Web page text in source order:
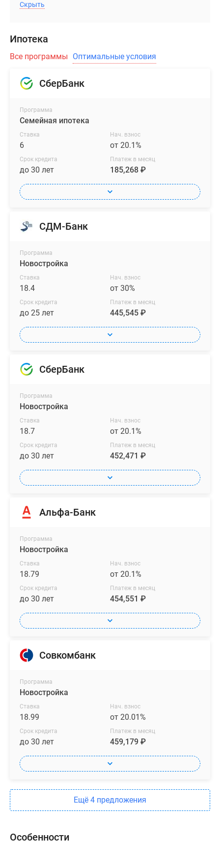
Скрыть
Ипотека
Все программы Оптимальные условия
СберБанк
Программа
Семейная ипотека
Ставка
6
Нач. взнос
от 20.1%
Срок кредита
до 30 лет
Платеж в месяц
185,268 ₽
СДМ-Банк
Программа
Новостройка
Ставка
18.4
Нач. взнос
от 30%
Срок кредита
до 25 лет
Платеж в месяц
445,545 ₽
СберБанк
Программа
Новостройка
Ставка
18.7
Нач. взнос
от 20.1%
Срок кредита
до 30 лет
Платеж в месяц
452,471 ₽
Альфа-Банк
Программа
Новостройка
Ставка
18.79
Нач. взнос
от 20.1%
Срок кредита
до 30 лет
Платеж в месяц
454,551 ₽
Совкомбанк
Программа
Новостройка
Ставка
18.99
Нач. взнос
от 20.01%
Срок кредита
до 30 лет
Платеж в месяц
459,179 ₽
Ещё 4 предложения
Особенности